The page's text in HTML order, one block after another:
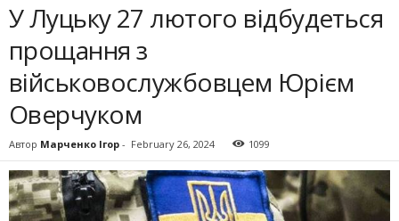
У Луцьку 27 лютого відбудеться
прощання з
військовослужбовцем Юрієм
Оверчуком
Автор Марченко Ігор - February 26, 2024 1099